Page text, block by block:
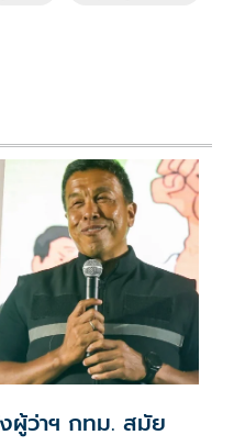
ว่าฯ กทม. สมัย